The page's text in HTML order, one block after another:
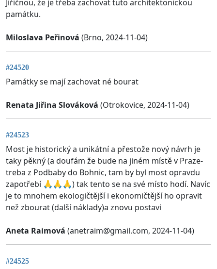
Jiřičnou, že je třeba zachovat tuto architektonickou
památku.
Miloslava Peřinová (Brno, 2024-11-04)
#24520
Památky se mají zachovat né bourat
Renata Jiřina Slováková (Otrokovice, 2024-11-04)
#24523
Most je historický a unikátní a přestože nový návrh je
taky pěkný (a doufám že bude na jiném místě v Praze-
treba z Podbaby do Bohnic, tam by byl most opravdu
zapotřebí 🙏🙏🙏) tak tento se na své místo hodí. Navíc
je to mnohem ekologičtější i ekonomičtější ho opravit
než zbourat (další náklady)a znovu postavi
Aneta Raimová (anetraim@gmail.com, 2024-11-04)
#24525